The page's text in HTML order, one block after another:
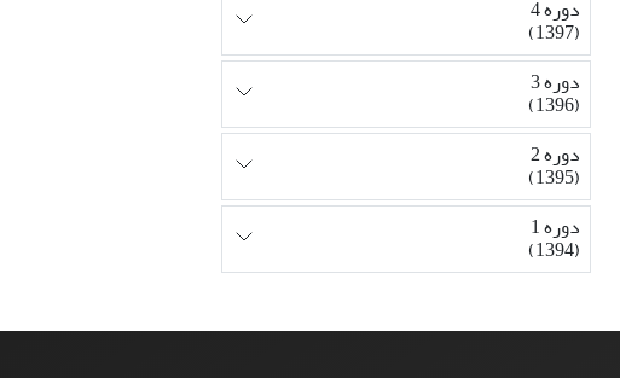
دوره 4
(1397)
دوره 3
(1396)
دوره 2
(1395)
دوره 1
(1394)